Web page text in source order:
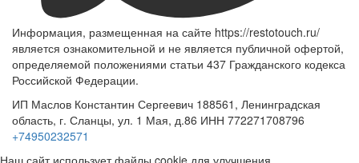
Информация, размещенная на сайте https://restotouch.ru/
является ознакомительной и не является публичной офертой,
определяемой положениями статьи 437 Гражданского кодекса
Российской Федерации.
ИП Маслов Константин Сергеевич 188561, Ленинградская
область, г. Сланцы, ул. 1 Мая, д.86 ИНН 772271708796
+74950232571
Наш сайт использует файлы cookie для улучшения